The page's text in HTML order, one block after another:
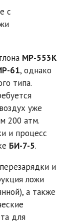
с
MP-553К
61, однако
типа.
уже
200 атм.
и процесс
БИ-7-5.
и
ложи
а также
для